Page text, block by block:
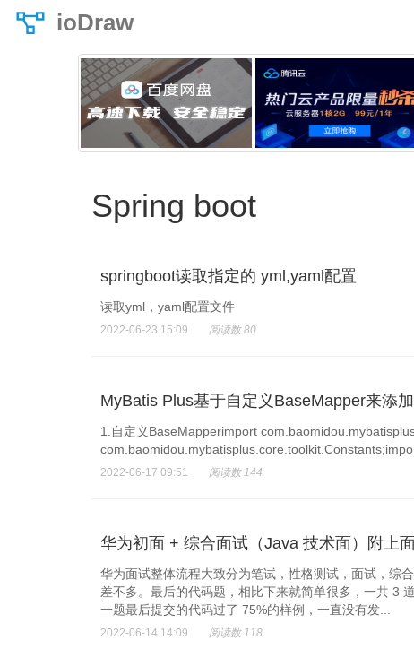
ioDraw
Spring boot
springboot读取指定的 yml,yaml配置
读取yml，yaml配置文件
2022-06-23 15:09 阅读数 80
MyBatis Plus基于自定义BaseMapper来添
1.自定义BaseMapperimport
2022-06-17 09:51 阅读数 144
华为初面 + 综合面试（Java 技术面）附上
华为面试整体流程大致分为笔试，性格测试，面试，综
差不多。最后的代码题，相比下来就简单很多，一共 3
一题最后提交的代码过了 75%的样例，一直没有发...
2022-06-14 14:09 阅读数 118